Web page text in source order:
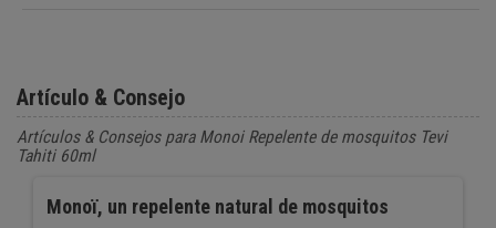
Artículo & Consejo
Artículos & Consejos para Monoi Repelente de mosquitos Tevi
Tahiti 60ml
Monoï, un repelente natural de mosquitos